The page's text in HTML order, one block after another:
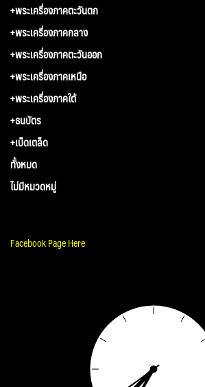
+พระเครื่องภาคตะวันตก
+พระเครื่องภาคกลาง
+พระเครื่องภาคตะวันออก
+พระเครื่องภาคเหนือ
+พระเครื่องภาคใต้
+ธนบัตร
+เบ็ดเตล็ด
ทั้งหมด
ไม่มีหมวดหมู่
Facebook Page Here